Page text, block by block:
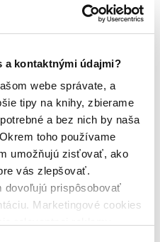
a kontaktnými údajmi?
webe správate, a
tipy na knihy, zbierame
a bez nich by naša
toho používame
umožňujú zisťovať, ako
vás zlepšovať.
dovoľujú prispôsobovať
Marketingové cookies